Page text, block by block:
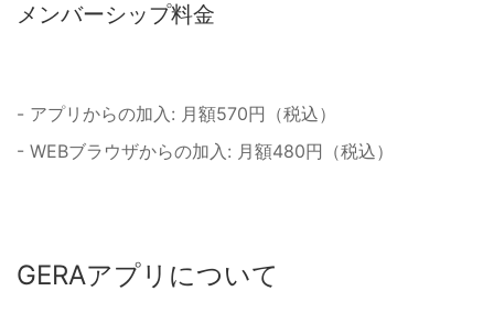
メンバーシップ料金
- アプリからの加入: 月額570円（税込）
- WEBブラウザからの加入: 月額480円（税込）
GERAアプリについて